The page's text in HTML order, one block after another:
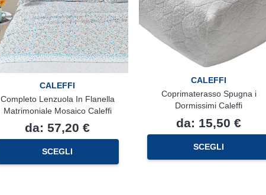
CALEFFI
Completo Lenzuola In Flanella
Matrimoniale Mosaico Caleffi
da: 57,20 €
SCEGLI
prodotto
CALEFFI
Coprimaterasso Spugna i
Dormissimi Caleffi
da: 15,50 €
SCEGLI